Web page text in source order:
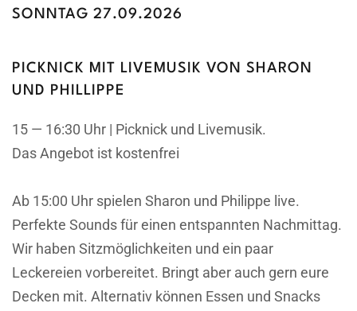
SONNTAG 27.09.2026
PICKNICK MIT LIVEMUSIK VON SHARON
UND PHILLIPPE
15 — 16:30 Uhr | Picknick und Livemusik.
Das Angebot ist kostenfrei
Ab 15:00 Uhr spielen Sharon und Philippe live.
Perfekte Sounds für einen entspannten Nachmittag.
Wir haben Sitzmöglichkeiten und ein paar
Leckereien vorbereitet. Bringt aber auch gern eure
Decken mit. Alternativ können Essen und Snacks